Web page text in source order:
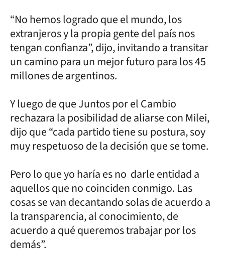
“No hemos logrado que el mundo, los
extranjeros y la propia gente del país nos
tengan confianza”, dijo, invitando a transitar
un camino para un mejor futuro para los 45
millones de argentinos.
Y luego de que Juntos por el Cambio
rechazara la posibilidad de aliarse con Milei,
dijo que “cada partido tiene su postura, soy
muy respetuoso de la decisión que se tome.
Pero lo que yo haría es no darle entidad a
aquellos que no coinciden conmigo. Las
cosas se van decantando solas de acuerdo a
la transparencia, al conocimiento, de
acuerdo a qué queremos trabajar por los
demás”.